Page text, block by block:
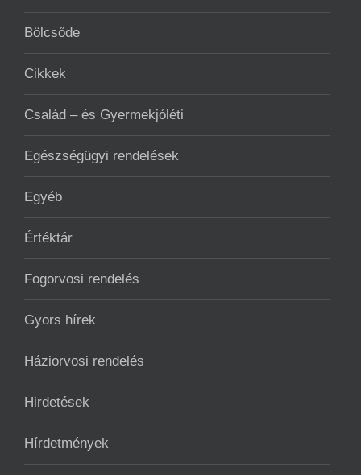
Bölcsőde
Cikkek
Család – és Gyermekjóléti
Egészségügyi rendelések
Egyéb
Értéktár
Fogorvosi rendelés
Gyors hírek
Háziorvosi rendelés
Hirdetések
Hírdetmények